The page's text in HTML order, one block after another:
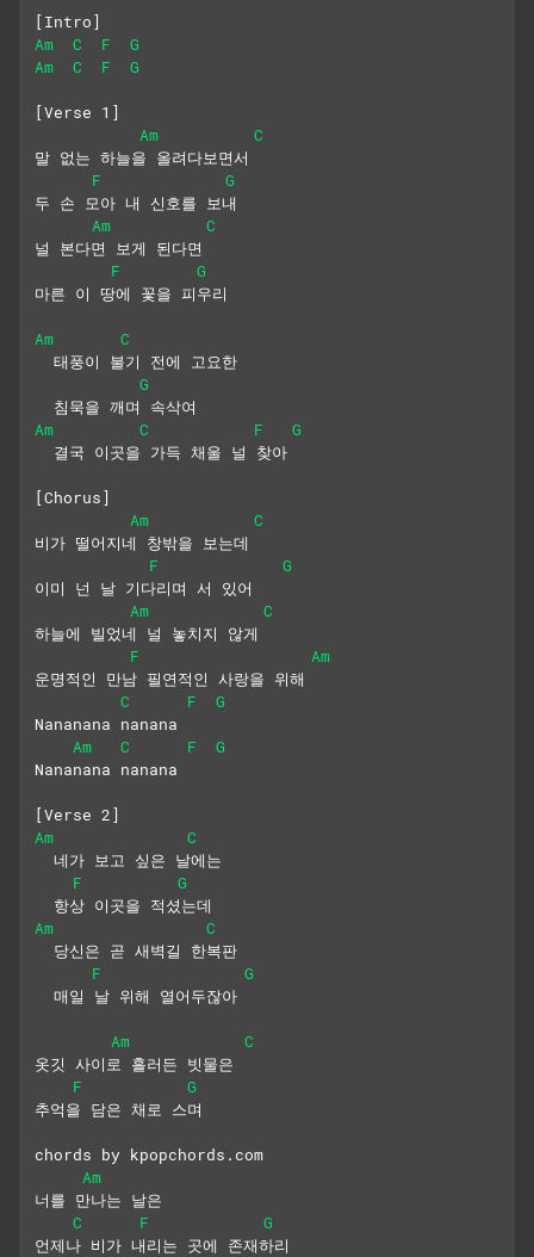
[Intro]
Am
C F
G
Am
C F G
[Verse 1]
Am
C
말 없는 하늘을 올려다보면서
F
G
두 손 모아 내 신호를 보내
Am
C
널 본다면 보게 된다면
F
G
마른 이 땅에 꽃을 피우리
Am
C
  태풍이 불기 전에 고요한
G
  침묵을 깨며 속삭여
Am
C F
G
  결국 이곳을 가득 채울 널 찾아
[Chorus]
Am
C
비가 떨어지네 창밖을 보는데
F
G
이미 넌 날 기다리며 서 있어
Am
C
하늘에 빌었네 널 놓치지 않게
F
Am
운명적인 만남 필연적인 사랑을 위해
C
F
G
Nananana nanana
Am
C F
G
Nananana nanana
[Verse 2]
Am
C
  네가 보고 싶은 날에는
F
G
  항상 이곳을 적셨는데
Am
C
  당신은 곧 새벽길 한복판
F
G
  매일 날 위해 열어두잖아
Am
C
옷깃 사이로 흘러든 빗물은
F
G
추억을 담은 채로 스며
chords by kpopchords.com
Am
너를 만나는 날은
C
F
G
언제나 비가 내리는 곳에 존재하리